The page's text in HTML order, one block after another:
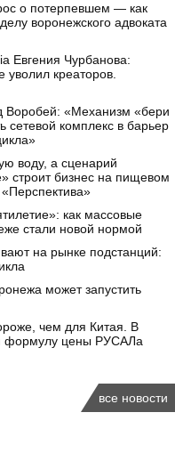
о потерпевшем — как
воронежского адвоката
Евгения Чурбанова:
уволил креаторов.
Воробей: «Механизм «бери
сетевой комплекс в барьер
воду, а сценарий
строит бизнес на пищевом
как массовые
стали новой нормой
на рынке подстанций:
может запустить
чем для Китая. В
формулу цены РУСАЛа
все новости